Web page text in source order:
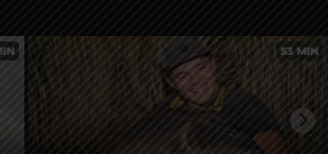
53 MIN